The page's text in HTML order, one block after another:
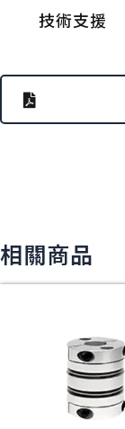
技術支援
相關商品